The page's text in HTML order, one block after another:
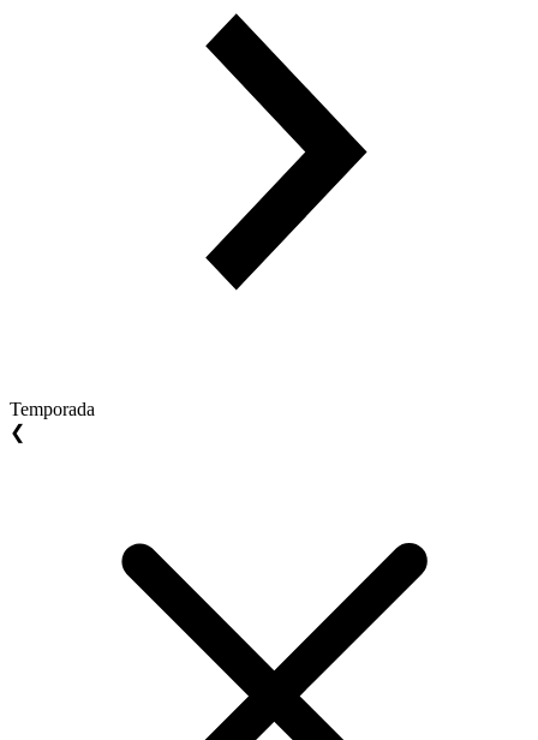
Temporada
❮